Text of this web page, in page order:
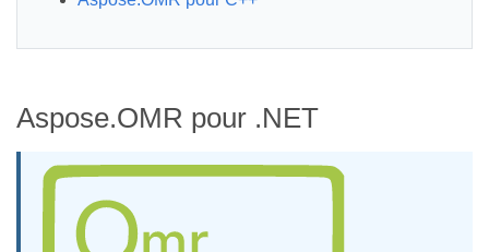
Aspose.OMR pour .NET